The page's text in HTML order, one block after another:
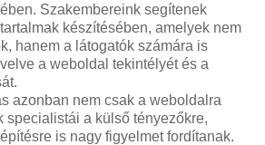
Szakembereink segítenek
készítésében, amelyek nem
hanem a látogatók számára is
a weboldal tekintélyét és a
azonban nem csak a weboldalra
specialistái a külső tényezőkre,
is nagy figyelmet fordítanak.